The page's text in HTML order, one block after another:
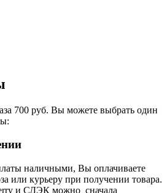
700 руб. Вы можете выбрать один
наличными, Вы оплачиваете
или курьеру при получении товара.
и СДЭК можно сначала